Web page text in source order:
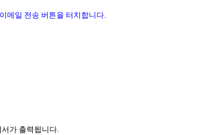
메일 전송 버튼을 터치합니다.
가 출력됩니다.